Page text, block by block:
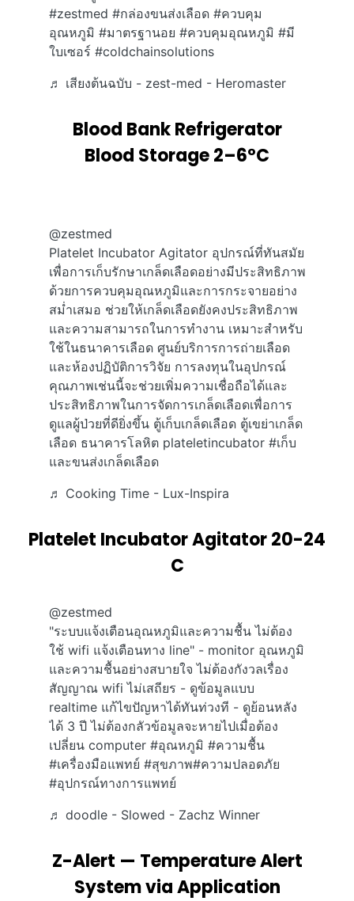
#zestmed #กล่องขนส่งเลือด #ควบคุม
อุณหภูมิ #มาตรฐานอย #ควบคุมอุณหภูมิ #มี
ใบเซอร์ #coldchainsolutions
♬ เสียงต้นฉบับ - zest-med - Heromaster
Blood Bank Refrigerator
Blood Storage 2–6°C
@zestmed
Platelet Incubator Agitator อุปกรณ์ที่ทันสมัย
เพื่อการเก็บรักษาเกล็ดเลือดอย่างมีประสิทธิภาพ
ด้วยการควบคุมอุณหภูมิและการกระจายอย่าง
สม่ำเสมอ ช่วยให้เกล็ดเลือดยังคงประสิทธิภาพ
และความสามารถในการทำงาน เหมาะสำหรับ
ใช้ในธนาคารเลือด ศูนย์บริการการถ่ายเลือด
และห้องปฏิบัติการวิจัย การลงทุนในอุปกรณ์
คุณภาพเช่นนี้จะช่วยเพิ่มความเชื่อถือได้และ
ประสิทธิภาพในการจัดการเกล็ดเลือดเพื่อการ
ดูแลผู้ป่วยที่ดียิ่งขึ้น ตู้เก็บเกล็ดเลือด ตู้เขย่าเกล็ด
เลือด ธนาคารโลหิต plateletincubator #เก็บ
และขนส่งเกล็ดเลือด
♬ Cooking Time - Lux-Inspira
Platelet Incubator Agitator 20-24
C
@zestmed
"ระบบแจ้งเตือนอุณหภูมิและความชื้น ไม่ต้อง
ใช้ wifi แจ้งเตือนทาง line" - monitor อุณหภูมิ
และความชื้นอย่างสบายใจ ไม่ต้องกังวลเรื่อง
สัญญาณ wifi ไม่เสถียร - ดูข้อมูลแบบ
realtime แก้ไขปัญหาได้ทันท่วงที - ดูย้อนหลัง
ได้ 3 ปี ไม่ต้องกลัวข้อมูลจะหายไปเมื่อต้อง
เปลี่ยน computer #อุณหภูมิ #ความชื้น
#เครื่องมือแพทย์ #สุขภาพ#ความปลอดภัย
#อุปกรณ์ทางการแพทย์
♬ doodle - Slowed - Zachz Winner
Z-Alert — Temperature Alert
System via Application